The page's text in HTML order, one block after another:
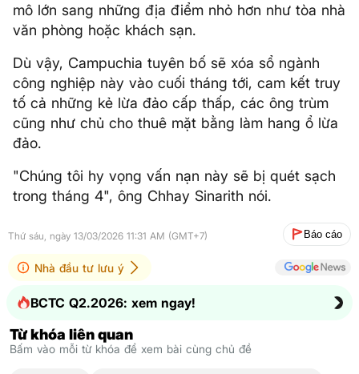
mô lớn sang những địa điểm nhỏ hơn như tòa nhà
văn phòng hoặc khách sạn.
Dù vậy, Campuchia tuyên bố sẽ xóa sổ ngành
công nghiệp này vào cuối tháng tới, cam kết truy
tố cả những kẻ lừa đảo cấp thấp, các ông trùm
cũng như chủ cho thuê mặt bằng làm hang ổ lừa
đảo.
"Chúng tôi hy vọng vấn nạn này sẽ bị quét sạch
trong tháng 4", ông Chhay Sinarith nói.
Thứ sáu, ngày 13/03/2026 11:31 AM (GMT+7) Báo cáo
Nhà đầu tư lưu ý
BCTC Q2.2026: xem ngay!
Từ khóa liên quan
Bấm vào mỗi từ khóa để xem bài cùng chủ đề